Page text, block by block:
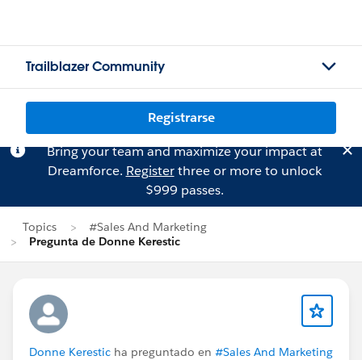
Trailblazer Community
Registrarse
Bring your team and maximize your impact at
Dreamforce. Registerthree or more to unlock
$999 passes.
Topics
#Sales And Marketing
Pregunta de Donne Kerestic
Donne Kerestic ha preguntado en #Sales And Marketing